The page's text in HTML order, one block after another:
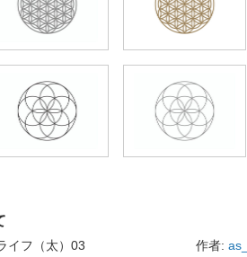
イフ（太）03 作者: